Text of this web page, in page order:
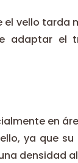
el vello tarda
adaptar el
en
ya que
densidad